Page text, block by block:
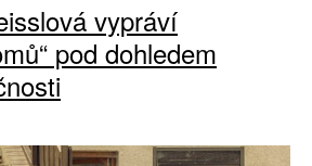
vypráví
pod dohledem